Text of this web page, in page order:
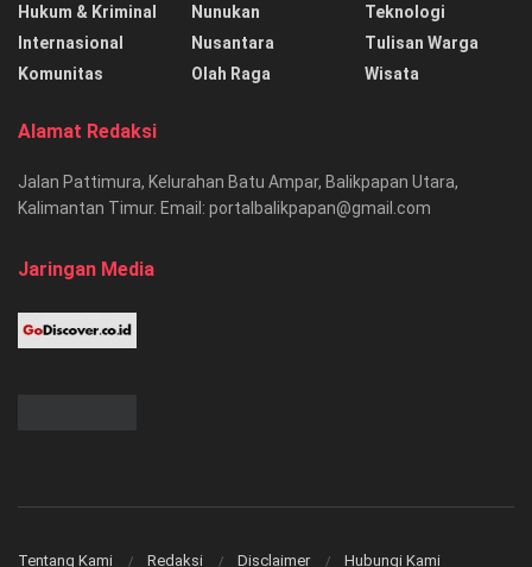
Hukum & Kriminal
Internasional
Komunitas
Nunukan
Nusantara
Olah Raga
Teknologi
Tulisan Warga
Wisata
Alamat Redaksi
Jalan Pattimura, Kelurahan Batu Ampar, Balikpapan Utara,
Kalimantan Timur. Email: portalbalikpapan@gmail.com
Jaringan Media
Tentang Kami Redaksi Disclaimer Hubungi Kami